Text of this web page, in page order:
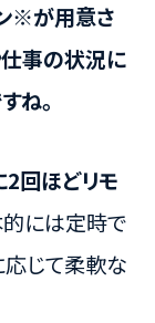
※が用意さ
仕事の状況に
ね。
回ほどリモ
には定時で
応じて柔軟な